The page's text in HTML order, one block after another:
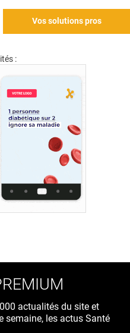
Vos solutions pros
:
actualités du site et
semaine, les actus Santé